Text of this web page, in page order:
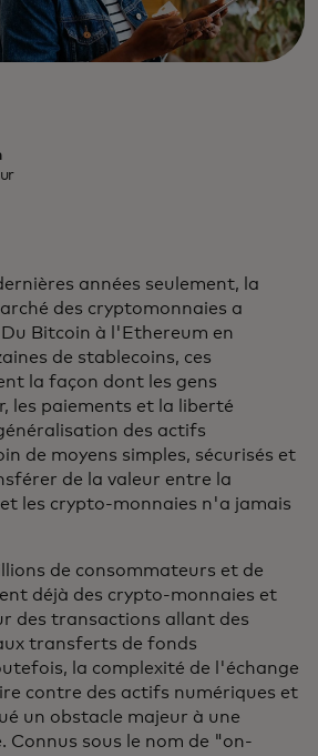
années seulement, la
des cryptomonnaies a
Du Bitcoin à l'Ethereum en
de stablecoins, ces
la façon dont les gens
les paiements et la liberté
des actifs
de moyens simples, sécurisés et
de la valeur entre la
les crypto-monnaies n'a jamais
de consommateurs et de
déjà des crypto-monnaies et
des transactions allant des
transferts de fonds
la complexité de l'échange
contre des actifs numériques et
un obstacle majeur à une
Connus sous le nom de "on-